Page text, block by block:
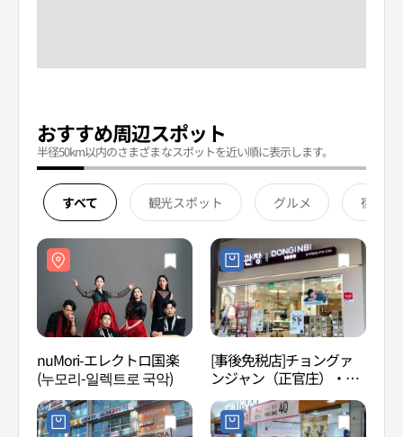
おすすめ周辺スポット
半径50km以内のさまざまなスポットを近い順に表示します。
すべて 観光スポット グルメ 宿泊
nuMori-エレクトロ国楽
(누모리-일렉트로 국악)
[事後免税店]チョングァ
ンジャン（正官庄）・ヤ
ンジェ（良才）駅本店(정
관장 양재역본점)